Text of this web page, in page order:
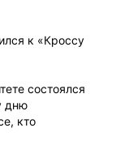
к «Кроссу
состоялся
дню
кто